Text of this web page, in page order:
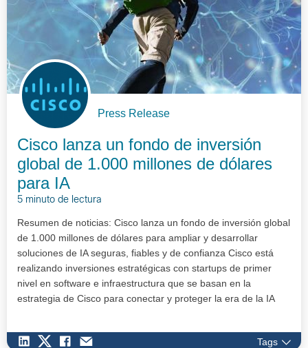
Press Release
Cisco lanza un fondo de inversión
global de 1.000 millones de dólares
para IA
5 minuto de lectura
Resumen de noticias: Cisco lanza un fondo de inversión global
de 1.000 millones de dólares para ampliar y desarrollar
soluciones de IA seguras, fiables y de confianza Cisco está
realizando inversiones estratégicas con startups de primer
nivel en software e infraestructura que se basan en la
estrategia de Cisco para conectar y proteger la era de la IA
Tags